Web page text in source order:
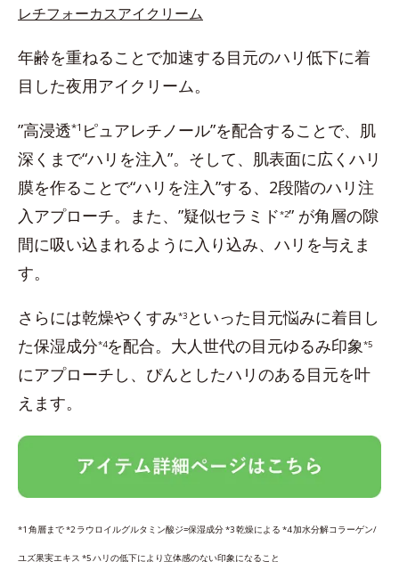
レチフォーカスアイクリーム
年齢を重ねることで加速する目元のハリ低下に着
目した夜用アイクリーム。
”高浸透*1 ピュアレチノール”を配合することで、肌
深くまで“ハリを注入”。そして、肌表面に広くハリ
膜を作ることで“ハリを注入”する、2段階のハリ注
入アプローチ。また、”疑似セラミド*2” が角層の隙
間に吸い込まれるように入り込み、ハリを与えま
す。
さらには乾燥やくすみ*3 といった目元悩みに着目し
た保湿成分*4を配合。大人世代の目元ゆるみ印象 *5
にアプローチし、ぴんとしたハリのある目元を叶
えます。
*1 角層まで *2 ラウロイルグルタミン酸ジ=保湿成分 *3 乾燥による *4 加水分解コラーゲン/
ユズ果実エキス *5 ハリの低下により立体感のない印象になること